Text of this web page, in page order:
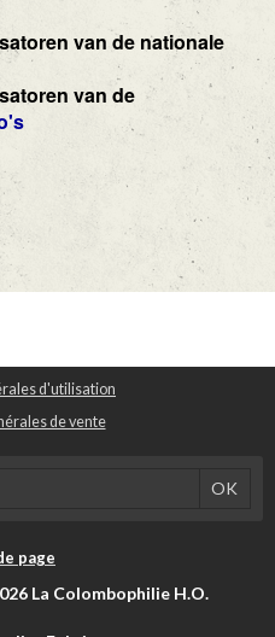
van de nationale
van de
d'utilisation
de vente
page
La Colombophilie H.O.